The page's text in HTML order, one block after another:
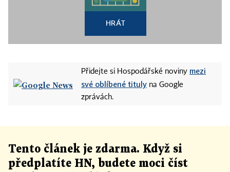
HRÁT
Přidejte si Hospodářské noviny mezi
své oblíbené tituly na Google
zprávách.
Tento článek je zdarma. Když si
předplatíte HN, budete moci číst